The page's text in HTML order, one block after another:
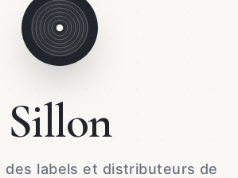
Sillon
des labels et distributeurs de